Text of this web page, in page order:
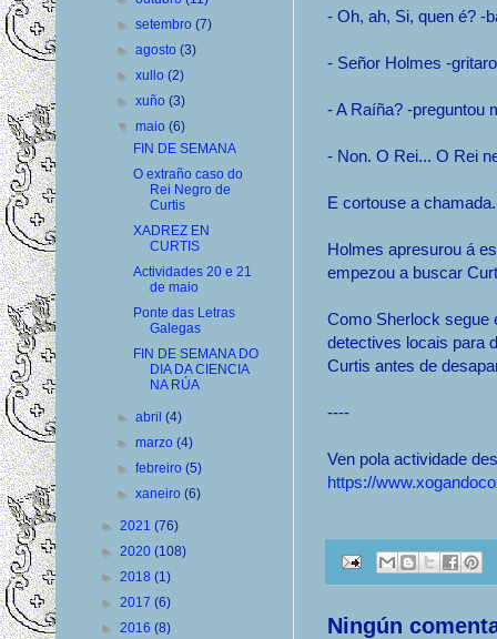
- Oh, ah, Si, quen é? -
- Señor Holmes -
- A Raíña? -preguntou
- Non. O Rei... O Rei
E cortouse a chamada.
Holmes apresurou á
empezou a buscar
Como Sherlock segue
detectives locais para
Curtis antes de
----
Ven pola actividade
https://
Ningún
►setembro(7)
►agosto(3)
►xullo(2)
►xuño(3)
▼maio(6)
FIN DE SEMANA
O extraño caso do
Rei Negro de
Curtis
XADREZ EN
CURTIS
Actividades 20 e 21
de maio
Ponte das Letras
Galegas
FIN DE SEMANA DO
DIA DA CIENCIA
NA RÚA
►abril(4)
►marzo(4)
►febreiro(5)
►xaneiro(6)
► 2021 (76)
► 2020 (108)
► 2018 (1)
► 2017 (6)
► 2016 (8)